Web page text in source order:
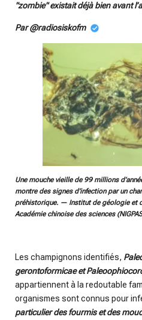
"zombie" existait déjà bien avant
Par @radiosiskofm
Une mouche vieille de 99 millions
montre des signes d’infection par un
préhistorique. — Institut de géologie et
Académie chinoise des sciences
Les champignons identifiés,
gerontoformicae et
appartiennent à la redoutable
organismes sont connus pour
particulier des fourmis et des